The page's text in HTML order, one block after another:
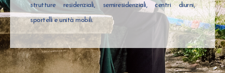
strutture residenziali, semiresidenziali, centri diurni,
sportelli e unità mobili.